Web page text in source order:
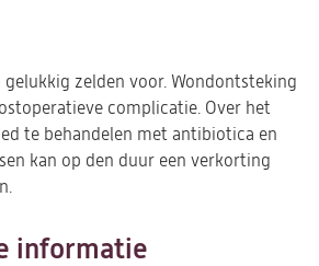
zelden voor. Wondontsteking
complicatie. Over het
te behandelen met antibiotica en
kan op den duur een verkorting
informatie